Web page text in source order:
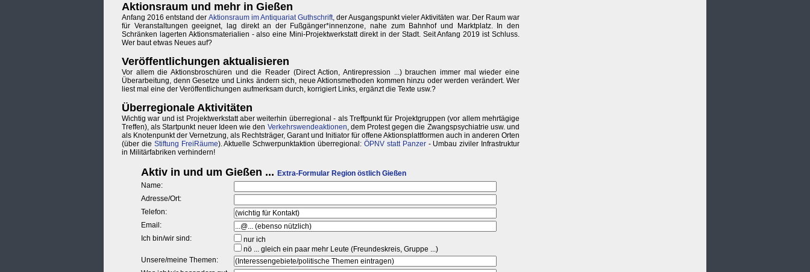
Aktionsraum und mehr in Gießen
Anfang 2016 entstand der Aktionsraum im Antiquariat Guthschrift, der Ausgangspunkt vieler Aktivitäten war. Der Raum war
für Veranstaltungen geeignet, lag direkt an der Fußgänger*innenzone, nahe zum Bahnhof und Marktplatz. In den
Schränken lagerten Aktionsmaterialien - also eine Mini-Projektwerkstatt direkt in der Stadt. Seit Anfang 2019 ist Schluss.
Wer baut etwas Neues auf?
Veröffentlichungen aktualisieren
Vor allem die Aktionsbroschüren und die Reader (Direct Action, Antirepression ...) brauchen immer mal wieder eine
Überarbeitung, denn Gesetze und Links ändern sich, neue Aktionsmethoden kommen hinzu oder werden verändert. Wer
liest mal eine der Veröffentlichungen aufmerksam durch, korrigiert Links, ergänzt die Texte usw.?
Überregionale Aktivitäten
Wichtig war und ist Projektwerkstatt aber weiterhin überregional - als Treffpunkt für Projektgruppen (vor allem mehrtägige
Treffen), als Startpunkt neuer Ideen wie den Verkehrswendeaktionen, dem Protest gegen die Zwangspsychiatrie usw. und
als Knotenpunkt der Vernetzung, als Rechtsträger, Garant und Initiator für offene Aktionsplattformen auch in anderen Orten
(über die Stiftung FreiRäume). Aktuelle Schwerpunktaktion überregional: ÖPNV statt Panzer- Umbau ziviler Infrastruktur
in Militärfabriken verhindern!